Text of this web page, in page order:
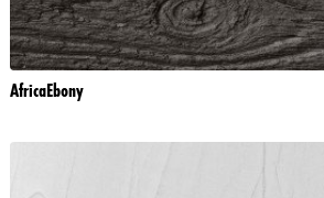
AfricaEbony